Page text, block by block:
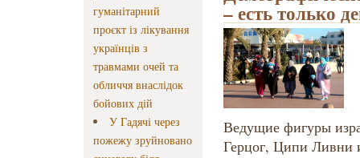
гуманітарний
проєкт із лікування
українців з
травмами очей та
обличчя внаслідок
бойових дій
У Гадячі через
пожежу зруйновано
– есть только
Ведущие фигуры
Герцог, Ципи Ливни